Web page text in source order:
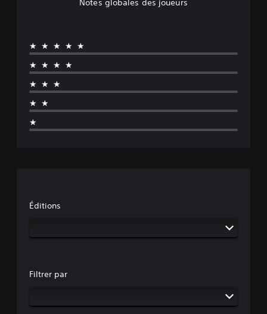
Notes globales des joueurs
★★★★★
★★★★
★★★
★★
★
Éditions
Filtrer par